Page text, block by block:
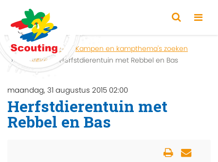
Home Zoeken
Kampen en kampthema's zoeken
Activiteit
Herfstdierentuin met Rebbel en Bas
maandag, 31 augustus 2015 02:00
Herfstdierentuin met
Rebbel en Bas